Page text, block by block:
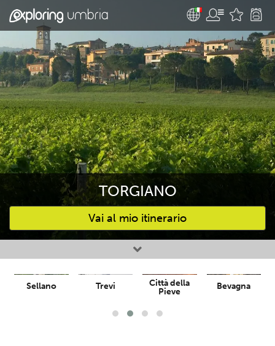
TORGIANO
Vai al mio itinerario
Attività preferite
Sellano Trevi
Città della
Pieve
Bevagna